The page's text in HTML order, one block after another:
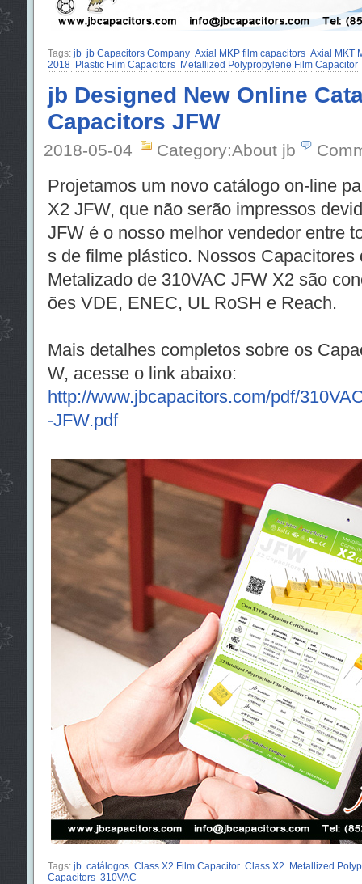
Tags: jb jb Capacitors Company Axial MKP film capacitors Axial MKT
2018 Plastic Film Capacitors Metallized Polypropylene Film Capacitor
jb Designed New Online
Capacitors JFW
2018-05-04 Category:About jb
Projetamos um novo catálogo on-line
X2 JFW, que não serão impressos
JFW é o nosso melhor vendedor entre
s de filme plástico. Nossos
Metalizado de 310VAC JFW X2 são
ões VDE, ENEC, UL RoSH e Reach.
Mais detalhes completos sobre os
W, acesse o link abaixo:
http://www.jbcapacitors.com/pdf/
-JFW.pdf
Tags: jb catálogos Class X2 Film Capacitor Class X2 Metallized
Capacitors 310VAC